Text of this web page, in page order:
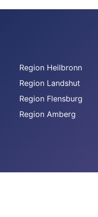
Region Heilbronn
Region Landshut
Region Flensburg
Region Amberg